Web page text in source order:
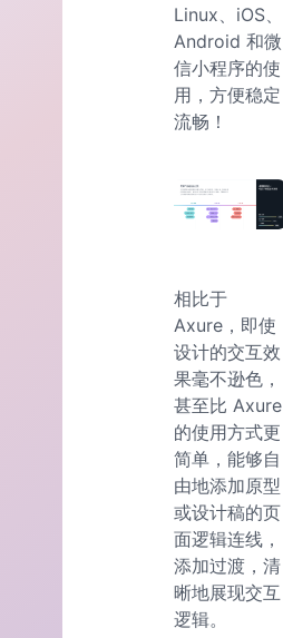
Linux、iOS、
Android 和微
信小程序的使
用，方便稳定
流畅！
相比于
Axure，即使
设计的交互效
果毫不逊色，
甚至比 Axure
的使用方式更
简单，能够自
由地添加原型
或设计稿的页
面逻辑连线，
添加过渡，清
晰地展现交互
逻辑。